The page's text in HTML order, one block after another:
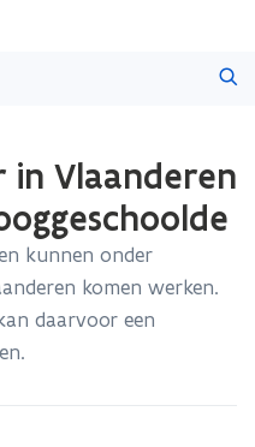
in Vlaanderen
kunnen onder
komen werken.
daarvoor een